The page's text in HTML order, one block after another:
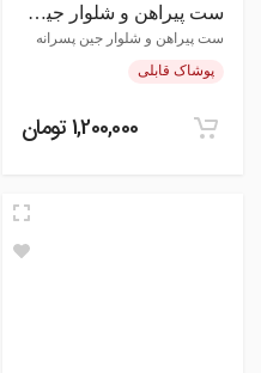
ست پیراهن و شلوار جین پسرانه
ست پیراهن و شلوار جین پسرانه
پوشاک قابلی
1,200,000 تومان